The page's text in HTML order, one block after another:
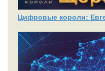
Цифровые короли: